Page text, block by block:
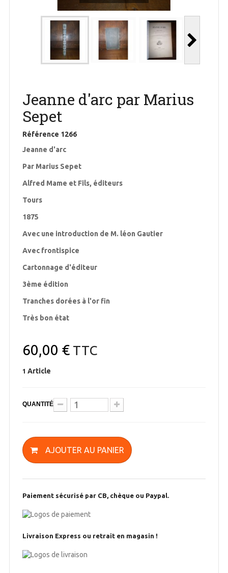
Jeanne d'arc par Marius
Sepet
Référence 1266
Jeanne d'arc
Par Marius Sepet
Alfred Mame et Fils, éditeurs
Tours
1875
Avec une introduction de M. léon Gautier
Avec frontispice
Cartonnage d'éditeur
3ème édition
Tranches dorées à l'or fin
Très bon état
60,00 €TTC
1 Article
QUANTITÉ
AJOUTER AU PANIER
Paiement sécurisé par CB, chèque ou Paypal.
Livraison Express ou retrait en magasin !